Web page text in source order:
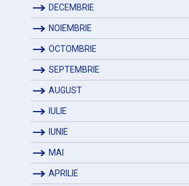
DECEMBRIE
NOIEMBRIE
OCTOMBRIE
SEPTEMBRIE
AUGUST
IULIE
IUNIE
MAI
APRILIE